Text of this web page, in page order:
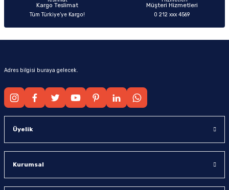
Kargo Teslimat
Tüm Türkiye’ye Kargo!
Müşteri Hizmetleri
0 212 xxx 4569
Adres bilgisi buraya gelecek.
Üyelik
Kurumsal